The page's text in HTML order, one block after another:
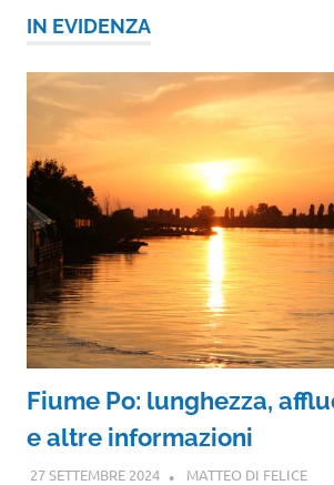
IN EVIDENZA
Fiume Po: lunghezza,
e altre informazioni
27 SETTEMBRE 2024 MATTEO DI FELICE